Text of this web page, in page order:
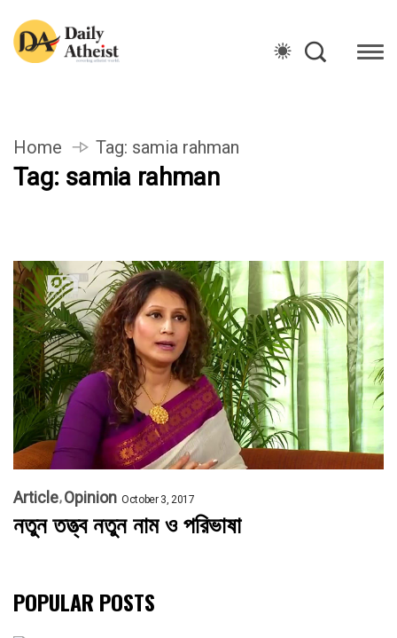
Home Tag: samia rahman
Tag: samia rahman
Article Opinion October 3, 2017
নতুন তত্ত্ব নতুন নাম ও পরিভাষা
POPULAR POSTS